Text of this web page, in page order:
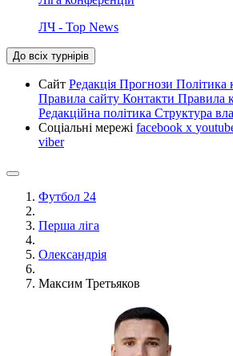
ЛЧ - Top News
До всіх турнірів
Сайт Редакція Прогнози Політика
Правила сайту Контакти Правила
Редакційна політика Структура
Соціальні мережі facebook x
viber
Футбол 24
Перша ліга
Олександрія
Максим Третьяков